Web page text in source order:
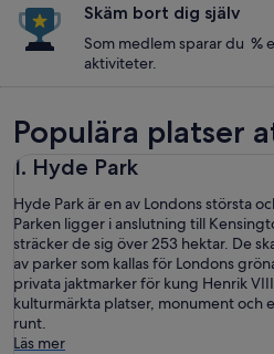
Skäm bort dig själv
Som medlem sparar du %
aktiviteter.
Populära platser
1. Hyde Park
Hyde Park är en av Londons största
Parken ligger i anslutning till
sträcker de sig över 253 hektar. De
av parker som kallas för Londons
privata jaktmarker för kung Henrik
kulturmärkta platser, monument och
runt.
Läs mer